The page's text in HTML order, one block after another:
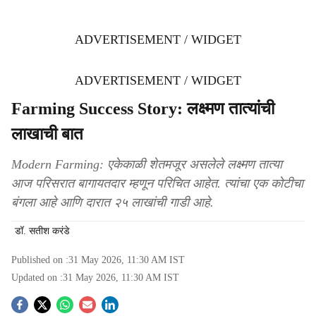
ADVERTISEMENT / WIDGET
ADVERTISEMENT / WIDGET
Farming Success Story: लक्ष्मण तात्यांची
लाखाची बात
Modern Farming: एकेकाळी शेतमजूर असलेले लक्ष्मण तात्या
आज परिसरात बागायतदार म्हणून परिचित आहेत. त्यांचा एक कोटीचा
बंगला आहे आणि दारात २५ लाखांची गाडी आहे.
डॉ. सतीश करंडे
Published on :31 May 2026, 11:30 AM IST
Updated on :31 May 2026, 11:30 AM IST
S